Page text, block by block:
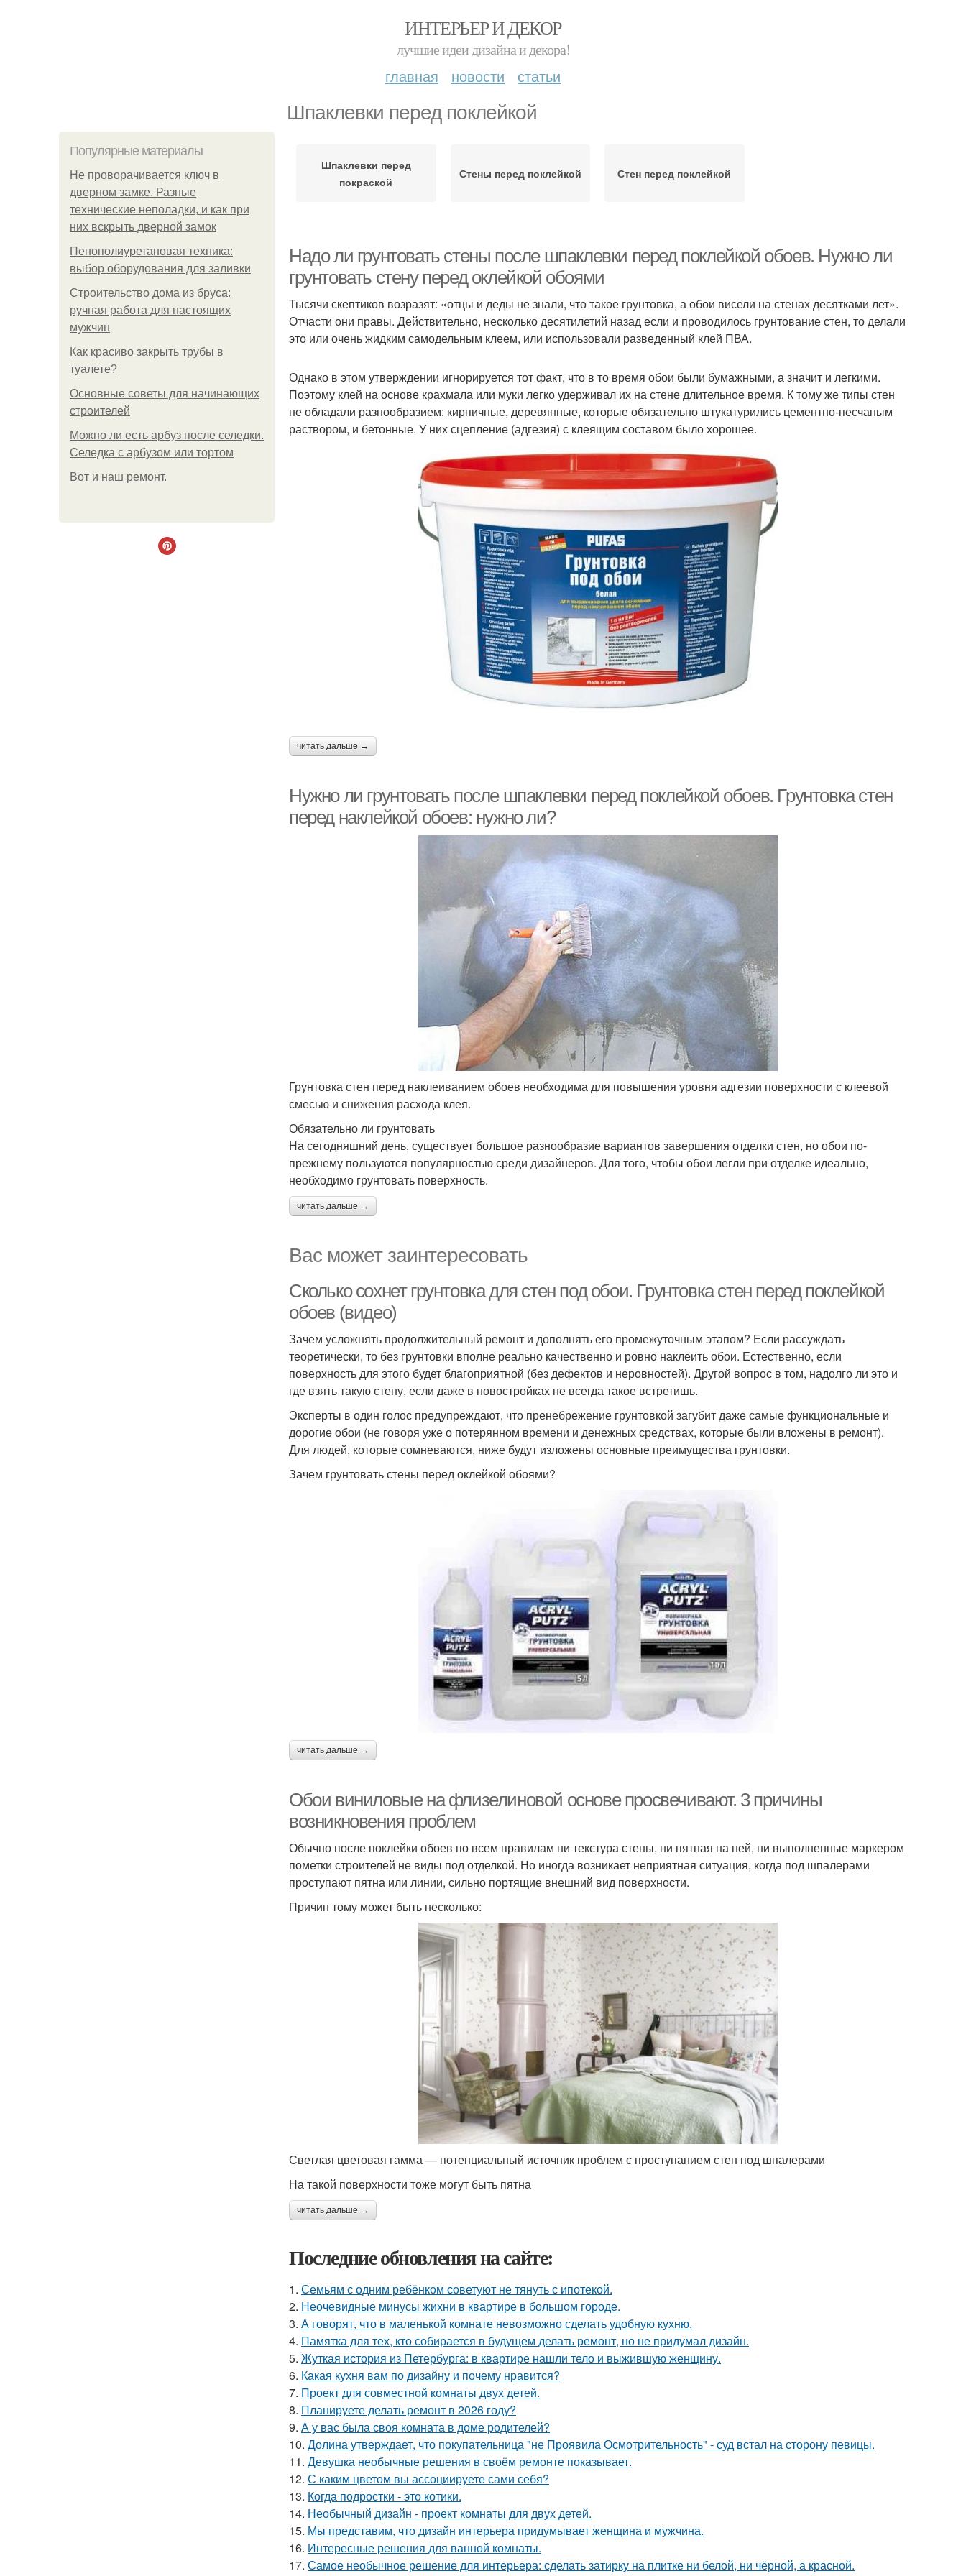
ИНТЕРЬЕР И ДЕКОР
лучшие идеи дизайна и декора!
главная новости статьи
Шпаклевки перед поклейкой
Популярные материалы
Не проворачивается ключ в
дверном замке. Разные
технические неполадки, и как при
них вскрыть дверной замок
Пенополиуретановая техника:
выбор оборудования для заливки
Строительство дома из бруса:
ручная работа для настоящих
мужчин
Как красиво закрыть трубы в
туалете?
Основные советы для начинающих
строителей
Можно ли есть арбуз после селедки.
Селедка с арбузом или тортом
Boт и наш ремoнт.
Шпаклевки перед
покраской
Стены перед поклейкой Стен перед поклейкой
Надо ли грунтовать стены после шпаклевки перед поклейкой обоев. Нужно ли
грунтовать стену перед оклейкой обоями
Тысячи скептиков возразят: «отцы и деды не знали, что такое грунтовка, а обои висели на стенах десятками лет».
Отчасти они правы. Действительно, несколько десятилетий назад если и проводилось грунтование стен, то делали
это или очень жидким самодельным клеем, или использовали разведенный клей ПВА.
Однако в этом утверждении игнорируется тот факт, что в то время обои были бумажными, а значит и легкими.
Поэтому клей на основе крахмала или муки легко удерживал их на стене длительное время. К тому же типы стен
не обладали разнообразием: кирпичные, деревянные, которые обязательно штукатурились цементно-песчаным
раствором, и бетонные. У них сцепление (адгезия) с клеящим составом было хорошее.
читать дальше →
Нужно ли грунтовать после шпаклевки перед поклейкой обоев. Грунтовка стен
перед наклейкой обоев: нужно ли?
Грунтовка стен перед наклеиванием обоев необходима для повышения уровня адгезии поверхности с клеевой
смесью и снижения расхода клея.
Обязательно ли грунтовать
На сегодняшний день, существует большое разнообразие вариантов завершения отделки стен, но обои по-
прежнему пользуются популярностью среди дизайнеров. Для того, чтобы обои легли при отделке идеально,
необходимо грунтовать поверхность.
читать дальше →
Вас может заинтересовать
Сколько сохнет грунтовка для стен под обои. Грунтовка стен перед поклейкой
обоев (видео)
Зачем усложнять продолжительный ремонт и дополнять его промежуточным этапом? Если рассуждать
теоретически, то без грунтовки вполне реально качественно и ровно наклеить обои. Естественно, если
поверхность для этого будет благоприятной (без дефектов и неровностей). Другой вопрос в том, надолго ли это и
где взять такую стену, если даже в новостройках не всегда такое встретишь.
Эксперты в один голос предупреждают, что пренебрежение грунтовкой загубит даже самые функциональные и
дорогие обои (не говоря уже о потерянном времени и денежных средствах, которые были вложены в ремонт).
Для людей, которые сомневаются, ниже будут изложены основные преимущества грунтовки.
Зачем грунтовать стены перед оклейкой обоями?
читать дальше →
Обои виниловые на флизелиновой основе просвечивают. 3 причины
возникновения проблем
Обычно после поклейки обоев по всем правилам ни текстура стены, ни пятная на ней, ни выполненные маркером
пометки строителей не виды под отделкой. Но иногда возникает неприятная ситуация, когда под шпалерами
проступают пятна или линии, сильно портящие внешний вид поверхности.
Причин тому может быть несколько:
Светлая цветовая гамма — потенциальный источник проблем с проступанием стен под шпалерами
На такой поверхности тоже могут быть пятна
читать дальше →
Последние обновления на сайте:
1. Семьям с одним ребёнком советуют не тянуть с ипотекой.
2. Неочевидные минусы жихни в квартире в большом городе.
3. А говорят, что в маленькой комнате невозможно сделать удобную кухню.
4. Памятка для тех, кто собирается в будущем делать ремонт, но не придумал дизайн.
5. Жуткая история из Петербурга: в квартире нашли тело и выжившую женщину.
6. Какая кухня вам по дизайну и почему нравится?
7. Проект для совместной комнаты двух детей.
8. Планируете делать ремонт в 2026 году?
9. А у вас была своя комната в доме родителей?
10. Долина утверждает, что покупательница "не Проявила Осмотрительность" - суд встал на сторону певицы.
11. Девушка необычные решения в своём ремонте показывает.
12. С каким цветом вы ассоциируете сами себя?
13. Когда подростки - это котики.
14. Необычный дизайн - проект комнаты для двух детей.
15. Мы представим, что дизайн интерьера придумывает женщина и мужчина.
16. Интересные решения для ванной комнаты.
17. Самое необычное решение для интерьера: сделать затирку на плитке ни белой, ни чёрной, а красной.